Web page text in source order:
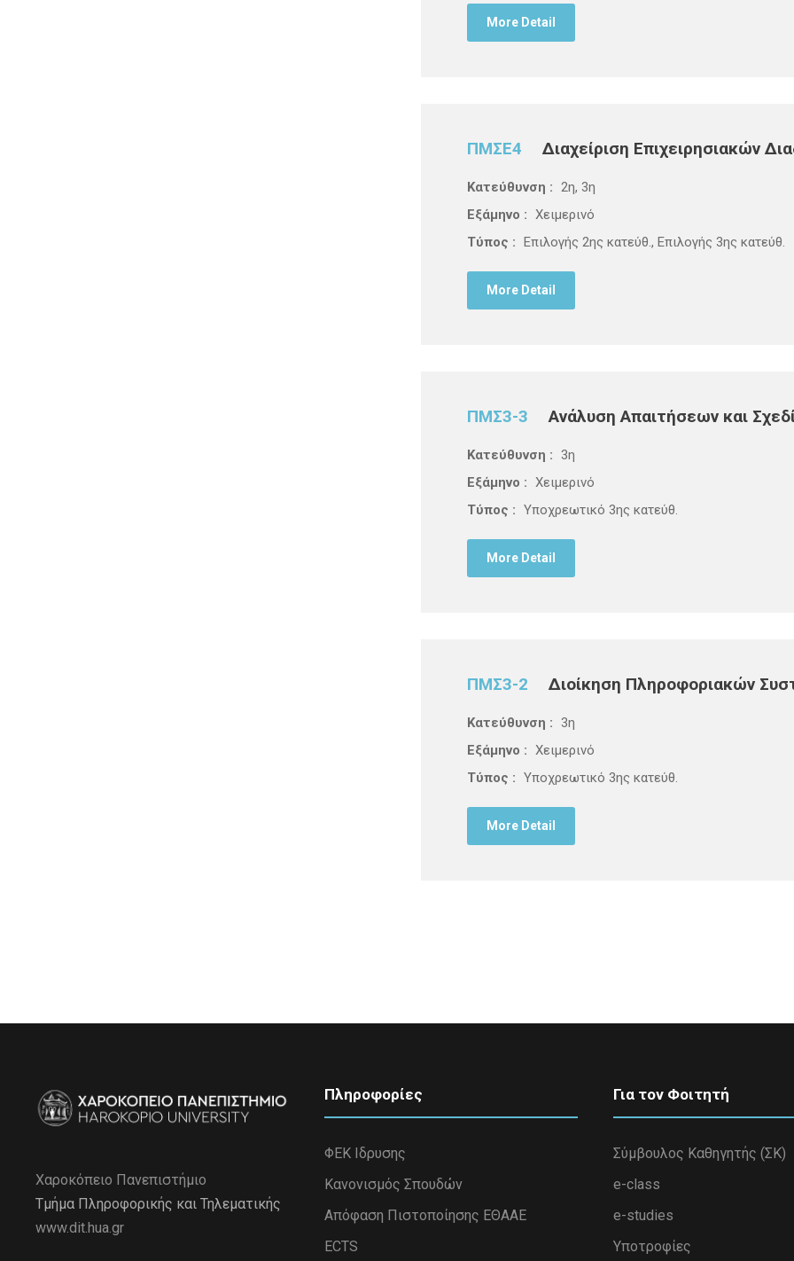
More Detail
ΠΜΣΕ4 Διαχείριση Επιχειρησιακών
Κατεύθυνση : 2η, 3η
Εξάμηνο : Χειμερινό
Τύπος : Επιλογής 2ης κατεύθ., Επιλογής 3ης κατεύθ.
More Detail
ΠΜΣ3-3 Ανάλυση Απαιτήσεων και
Κατεύθυνση : 3η
Εξάμηνο : Χειμερινό
Τύπος : Υποχρεωτικό 3ης κατεύθ.
More Detail
ΠΜΣ3-2 Διοίκηση Πληροφοριακών
Κατεύθυνση : 3η
Εξάμηνο : Χειμερινό
Τύπος : Υποχρεωτικό 3ης κατεύθ.
More Detail
Χαροκόπειο Πανεπιστήμιο
Τμήμα Πληροφορικής και Τηλεματικής
www.dit.hua.gr
Πληροφορίες
ΦΕΚ Ιδρυσης
Κανονισμός Σπουδών
Απόφαση Πιστοποίησης ΕΘΑΑΕ
ECTS
Για τον Φοιτητή
Σύμβουλος Καθηγητής (ΣΚ)
e-class
e-studies
Υποτροφίες